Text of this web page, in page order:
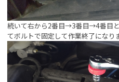
続いて右から2番目→3番目→4番目
てボルトで固定して作業終了になり